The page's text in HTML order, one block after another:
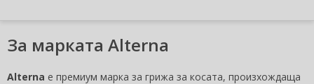
За марката Alterna
Alterna е премиум марка за грижа за косата, произхождаща